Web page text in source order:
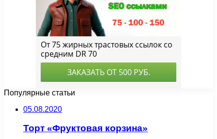
Популярные статьи
05.08.2020
Торт «Фруктовая корзина»